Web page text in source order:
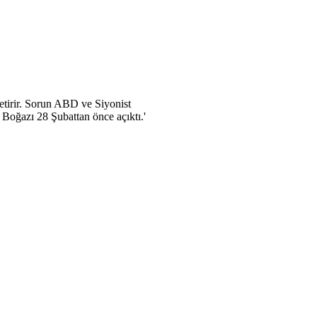
Sorun ABD ve Siyonist
28 Şubattan önce açıktı.'